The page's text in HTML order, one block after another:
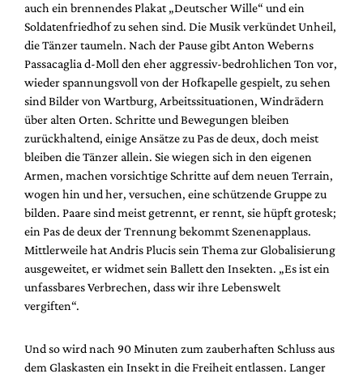
auch ein brennendes Plakat „Deutscher Wille“ und ein
Soldatenfriedhof zu sehen sind. Die Musik verkündet Unheil,
die Tänzer taumeln. Nach der Pause gibt Anton Weberns
Passacaglia d-Moll den eher aggressiv-bedrohlichen Ton vor,
wieder spannungsvoll von der Hofkapelle gespielt, zu sehen
sind Bilder von Wartburg, Arbeitssituationen, Windrädern
über alten Orten. Schritte und Bewegungen bleiben
zurückhaltend, einige Ansätze zu Pas de deux, doch meist
bleiben die Tänzer allein. Sie wiegen sich in den eigenen
Armen, machen vorsichtige Schritte auf dem neuen Terrain,
wogen hin und her, versuchen, eine schützende Gruppe zu
bilden. Paare sind meist getrennt, er rennt, sie hüpft grotesk;
ein Pas de deux der Trennung bekommt Szenenapplaus.
Mittlerweile hat Andris Plucis sein Thema zur Globalisierung
ausgeweitet, er widmet sein Ballett den Insekten. „Es ist ein
unfassbares Verbrechen, dass wir ihre Lebenswelt
vergiften“.
Und so wird nach 90 Minuten zum zauberhaften Schluss aus
dem Glaskasten ein Insekt in die Freiheit entlassen. Langer